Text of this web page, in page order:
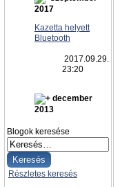
2017
Kazetta helyett
Bluetooth
2017.09.29.
23:20
december
2013
Blogok keresése
Részletes keresés